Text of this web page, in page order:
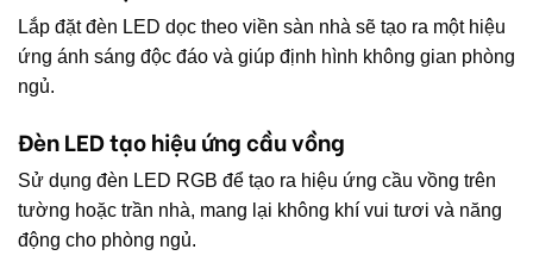
Lắp đặt đèn LED dọc theo viền sàn nhà sẽ tạo ra một hiệu
ứng ánh sáng độc đáo và giúp định hình không gian phòng
ngủ.
Đèn LED tạo hiệu ứng cầu vồng
Sử dụng đèn LED RGB để tạo ra hiệu ứng cầu vồng trên
tường hoặc trần nhà, mang lại không khí vui tươi và năng
động cho phòng ngủ.